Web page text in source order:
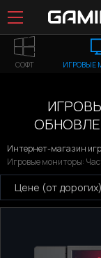
СОФТ ИГРОВЫЕ
Интернет-магазин
Игровые мониторы:
Цене (от дорогих)